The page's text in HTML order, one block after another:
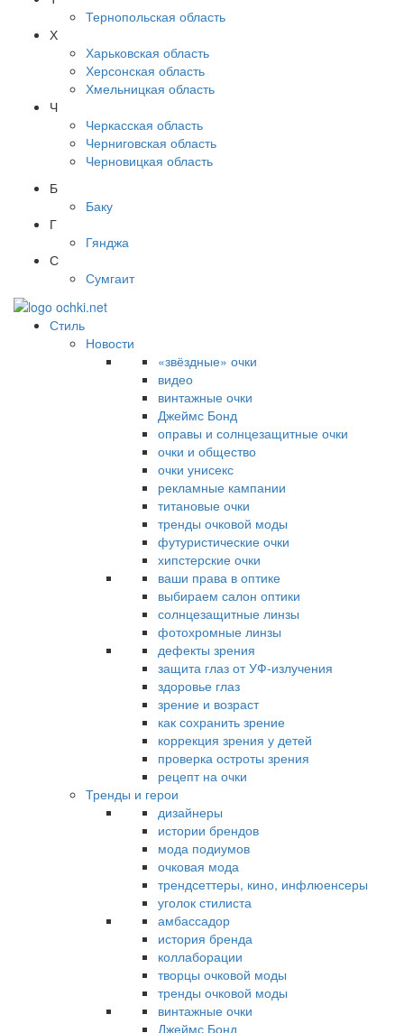
Тернопольская область
Х
Харьковская область
Херсонская область
Хмельницкая область
Ч
Черкасская область
Черниговская область
Черновицкая область
Б
Баку
Г
Гянджа
С
Сумгаит
Стиль
Новости
«звёздные» очки
видео
винтажные очки
Джеймс Бонд
оправы и солнцезащитные очки
очки и общество
очки унисекс
рекламные кампании
титановые очки
тренды очковой моды
футуристические очки
хипстерские очки
ваши права в оптике
выбираем салон оптики
солнцезащитные линзы
фотохромные линзы
дефекты зрения
защита глаз от УФ-излучения
здоровье глаз
зрение и возраст
как сохранить зрение
коррекция зрения у детей
проверка остроты зрения
рецепт на очки
Тренды и герои
дизайнеры
истории брендов
мода подиумов
очковая мода
трендсеттеры, кино, инфлюенсеры
уголок стилиста
амбассадор
история бренда
коллаборации
творцы очковой моды
тренды очковой моды
винтажные очки
Джеймс Бонд